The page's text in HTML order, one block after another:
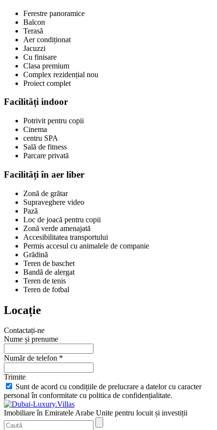
Ferestre panoramice
Balcon
Terasă
Aer condiționat
Jacuzzi
Cu finisare
Clasa premium
Complex rezidențial nou
Proiect complet
Facilități indoor
Potrivit pentru copii
Cinema
centru SPA
Sală de fitness
Parcare privată
Facilități în aer liber
Zonă de grătar
Supraveghere video
Pază
Loc de joacă pentru copii
Zonă verde amenajată
Accesibilitatea transportului
Permis accesul cu animalele de companie
Grădină
Teren de baschet
Bandă de alergat
Teren de tenis
Teren de fotbal
Locație
Contactați-ne
Nume și prenume
Număr de telefon *
Trimite
Sunt de acord cu condițiile de prelucrare a datelor cu caracter
personal în conformitate cu politica de confidențialitate.
Imobiliare în Emiratele Arabe Unite pentru locuit și investiții